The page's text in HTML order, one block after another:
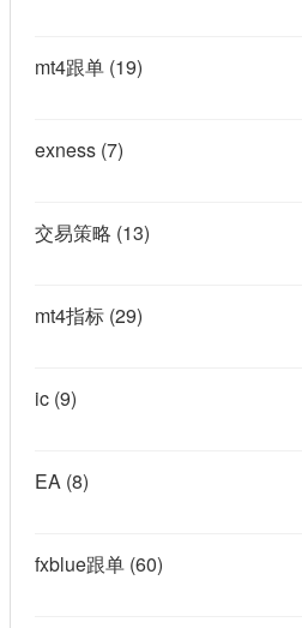
mt4跟单 (19)
exness (7)
交易策略 (13)
mt4指标 (29)
ic (9)
EA (8)
fxblue跟单 (60)